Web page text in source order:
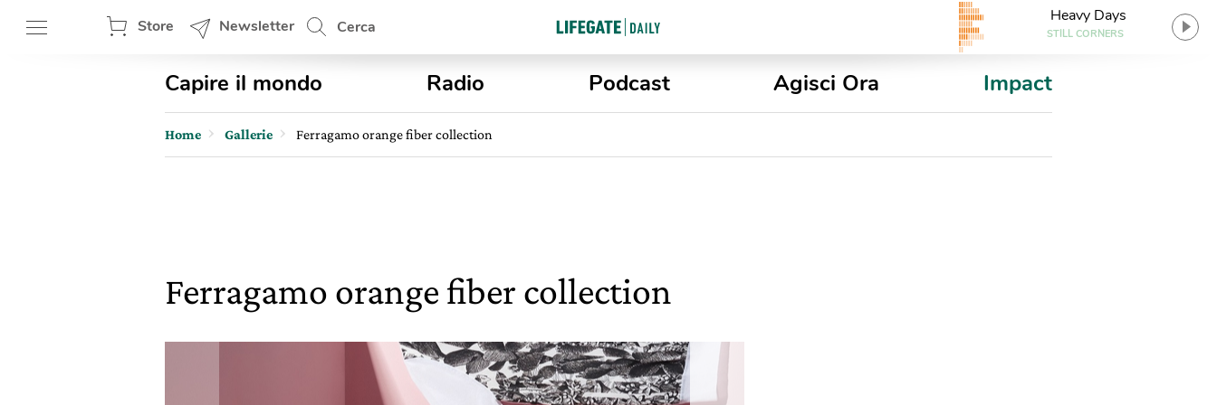
Store Newsletter Cerca
Heavy Days
STILL CORNERS
Capire il mondo Radio Podcast Agisci Ora Impact
Home Gallerie Ferragamo orange fiber collection
Ferragamo orange fiber collection